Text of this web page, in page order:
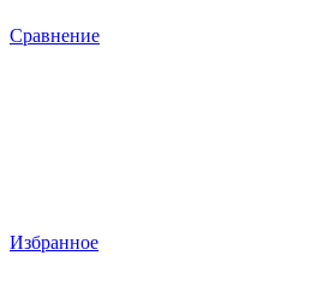
Сравнение
Избранное